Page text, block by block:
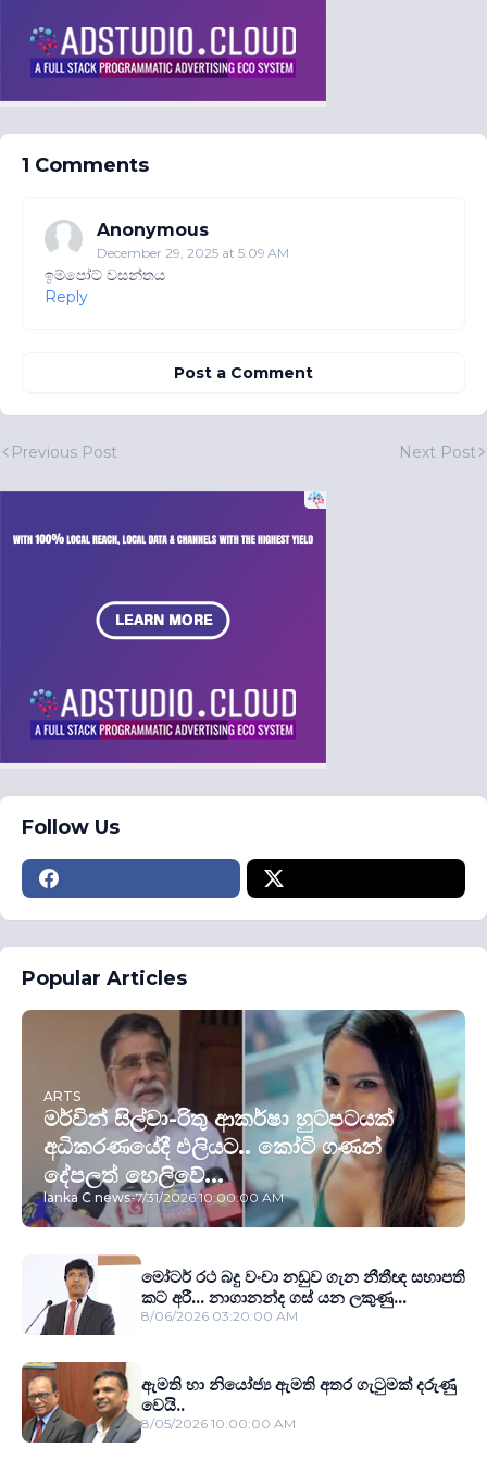
1 Comments
Anonymous
December 29, 2025 at 5:09 AM
ඉම්පෝට් වසන්තය
Reply
Post a Comment
Previous Post Next Post
Follow Us
Popular Articles
ARTS
මර්වින් සිල්වා-රිතු ආකර්ෂා හුටපටයක්
අධිකරණයේදී එලියට.. කෝටි ගණන්
දේපලත් හෙලිවේ...
lanka C news-7/31/2026 10:00:00 AM
මෝටර් රථ බදු වංචා නඩුව ගැන නීතීඥ සභාපති
කට අරී... නාගානන්ද ගස් යන ලකුණු...
8/06/2026 03:20:00 AM
ඇමති හා නියෝජ්‍ය ඇමති අතර ගැටුමක් දරුණු
වෙයි..
8/05/2026 10:00:00 AM